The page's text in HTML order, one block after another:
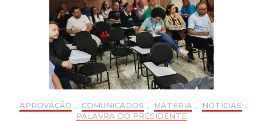
APROVAÇÃO , COMUNICADOS , MATÉRIA , NOTÍCIAS ,
PALAVRA DO PRESIDENTE